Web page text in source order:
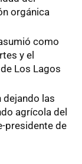
orgánica
como
y el
Los Lagos
dejando las
agrícola del
presidente de